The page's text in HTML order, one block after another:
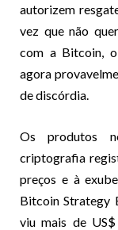
autorizem
vez que não
com a Bitcoin,
agora
de discórdia.
Os produtos
criptografia
preços e à
Bitcoin Strategy
viu mais de